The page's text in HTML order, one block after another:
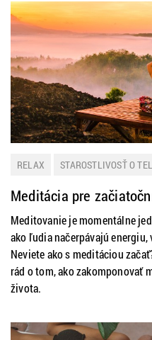
RELAX STAROSTLIVOSŤ O
Meditácia pre
Meditovanie je momentálne
ako ľudia načerpávajú
Neviete ako s meditáciou
rád o tom, ako zakomponovať
života.